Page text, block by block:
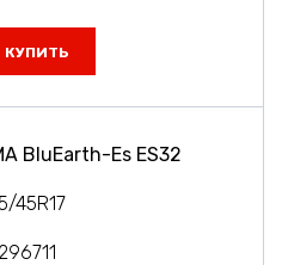
КУПИТЬ
BluEarth-Es ES32
45R17